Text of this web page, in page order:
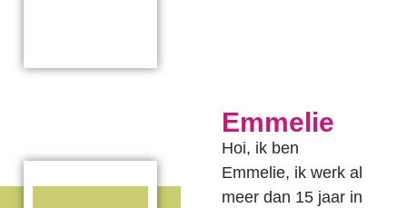
Emmelie
Hoi, ik ben
Emmelie, ik werk al
meer dan 15 jaar in